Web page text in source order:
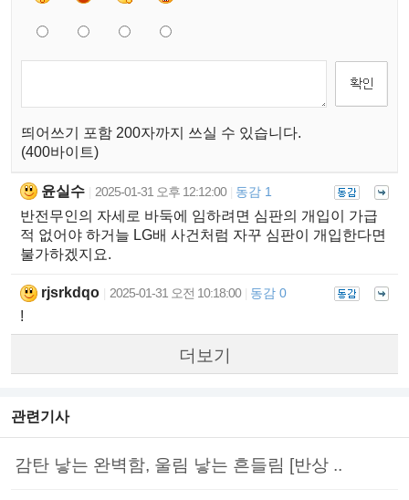
띄어쓰기 포함 200자까지 쓰실 수 있습니다.
(400바이트)
윤실수 2025-01-31 오후 12:12:00 동감 1
반전무인의 자세로 바둑에 임하려면 심판의 개입이 가급
적 없어야 하거늘 LG배 사건처럼 자꾸 심판이 개입한다면
불가하겠지요.
rjsrkdqo 2025-01-31 오전 10:18:00 동감 0
!
더보기
관련기사
감탄 낳는 완벽함, 울림 낳는 흔들림 [반상 ..